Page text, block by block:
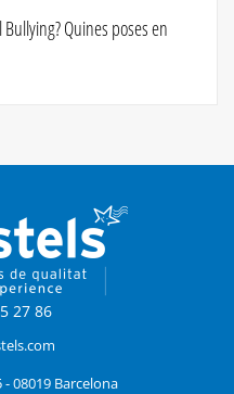
Quines poses en
27 86
- 08019 Barcelona